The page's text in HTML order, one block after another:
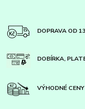
DOPRAVA OD
DOBÍRKA,
VÝHODNÉ CENY